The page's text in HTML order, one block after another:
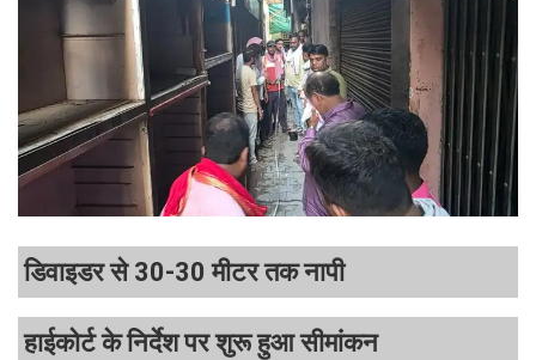
डिवाइडर से 30-30 मीटर तक नापी
हाईकोर्ट के निर्देश पर शुरू हुआ सीमांकन